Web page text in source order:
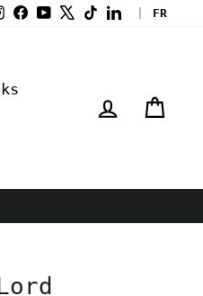
Instagram
Facebook
YouTube TikTokLinkedIn
FR
Log in